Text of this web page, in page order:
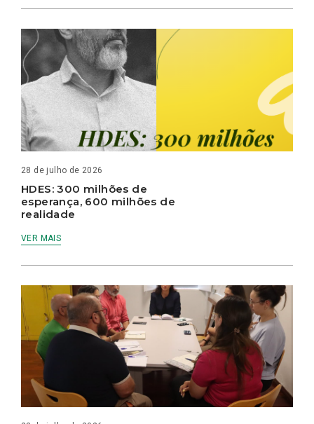
28 de julho de 2026
HDES: 300 milhões de
esperança, 600 milhões de
realidade
VER MAIS